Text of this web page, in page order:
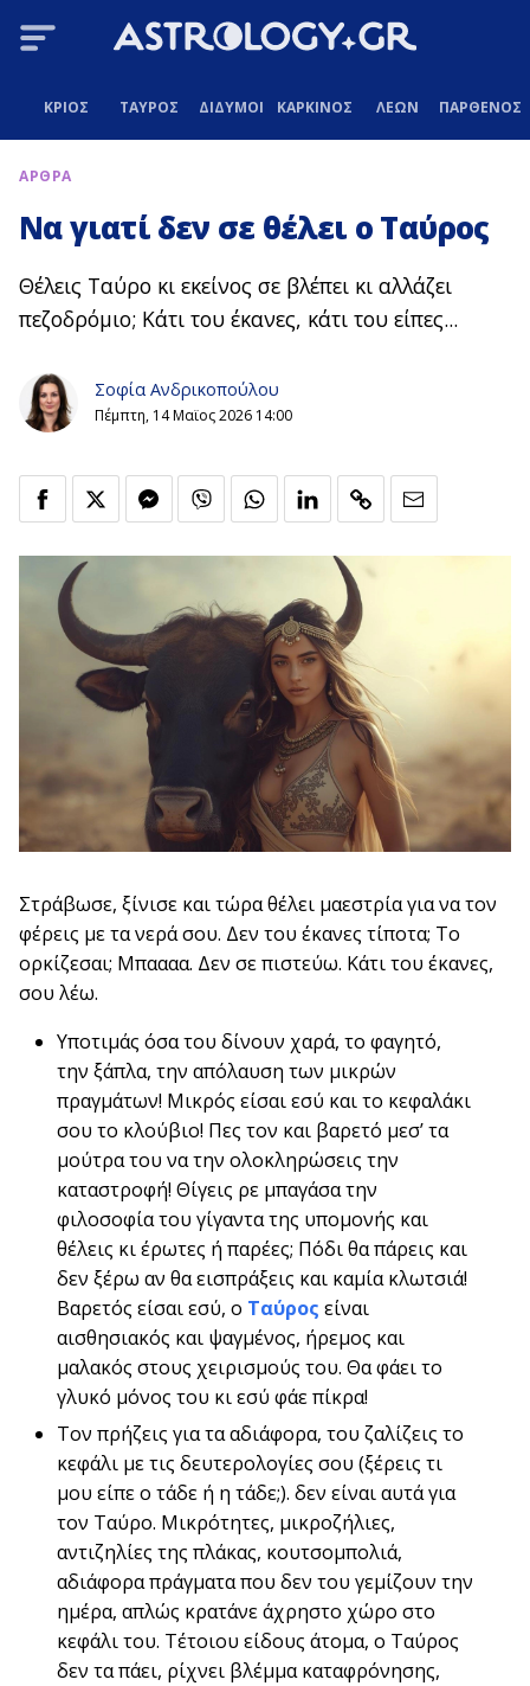
ΚΡΙΟΣ ΤΑΥΡΟΣ ΔΙΔΥΜΟΙ ΚΑΡΚΙΝΟΣ ΛΕΩΝ ΠΑΡΘΕΝΟΣ
ΑΡΘΡΑ
Να γιατί δεν σε θέλει ο Ταύρος
Θέλεις Ταύρο κι εκείνος σε βλέπει κι αλλάζει
πεζοδρόμιο; Κάτι του έκανες, κάτι του είπες...
Σοφία Ανδρικοπούλου
Πέμπτη, 14 Μαϊος 2026 14:00
Στράβωσε, ξίνισε και τώρα θέλει μαεστρία για να τον
φέρεις με τα νερά σου. Δεν του έκανες τίποτα; Το
ορκίζεσαι; Μπαααα. Δεν σε πιστεύω. Κάτι του έκανες,
σου λέω.
Υποτιμάς όσα του δίνουν χαρά, το φαγητό,
την ξάπλα, την απόλαυση των μικρών
πραγμάτων! Μικρός είσαι εσύ και το κεφαλάκι
σου το κλούβιο! Πες τον και βαρετό μεσ’ τα
μούτρα του να την ολοκληρώσεις την
καταστροφή! Θίγεις ρε μπαγάσα την
φιλοσοφία του γίγαντα της υπομονής και
θέλεις κι έρωτες ή παρέες; Πόδι θα πάρεις και
δεν ξέρω αν θα εισπράξεις και καμία κλωτσιά!
Βαρετός είσαι εσύ, ο Ταύρος είναι
αισθησιακός και ψαγμένος, ήρεμος και
μαλακός στους χειρισμούς του. Θα φάει το
γλυκό μόνος του κι εσύ φάε πίκρα!
Τον πρήζεις για τα αδιάφορα, του ζαλίζεις το
κεφάλι με τις δευτερολογίες σου (ξέρεις τι
μου είπε ο τάδε ή η τάδε;). δεν είναι αυτά για
τον Ταύρο. Μικρότητες, μικροζήλιες,
αντιζηλίες της πλάκας, κουτσομπολιά,
αδιάφορα πράγματα που δεν του γεμίζουν την
ημέρα, απλώς κρατάνε άχρηστο χώρο στο
κεφάλι του. Τέτοιου είδους άτομα, ο Ταύρος
δεν τα πάει, ρίχνει βλέμμα καταφρόνησης,